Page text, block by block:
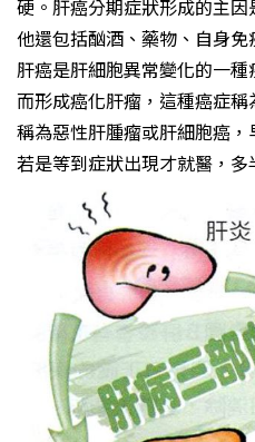
硬。肝癌分期症狀形成的主
他還包括酗酒、藥物、自身
肝癌是肝細胞異常變化的一
而形成癌化肝瘤，這種癌症
稱為惡性肝腫瘤或肝細胞癌，
若是等到症狀出現才就醫，多